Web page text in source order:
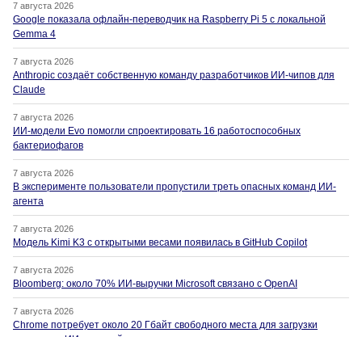
7 августа 2026
Google показала офлайн-переводчик на Raspberry Pi 5 с локальной
Gemma 4
7 августа 2026
Anthropic создаёт собственную команду разработчиков ИИ-чипов для
Claude
7 августа 2026
ИИ-модели Evo помогли спроектировать 16 работоспособных
бактериофагов
7 августа 2026
В эксперименте пользователи пропустили треть опасных команд ИИ-
агента
7 августа 2026
Модель Kimi K3 с открытыми весами появилась в GitHub Copilot
7 августа 2026
Bloomberg: около 70% ИИ-выручки Microsoft связано с OpenAI
7 августа 2026
Chrome потребует около 20 Гбайт свободного места для загрузки